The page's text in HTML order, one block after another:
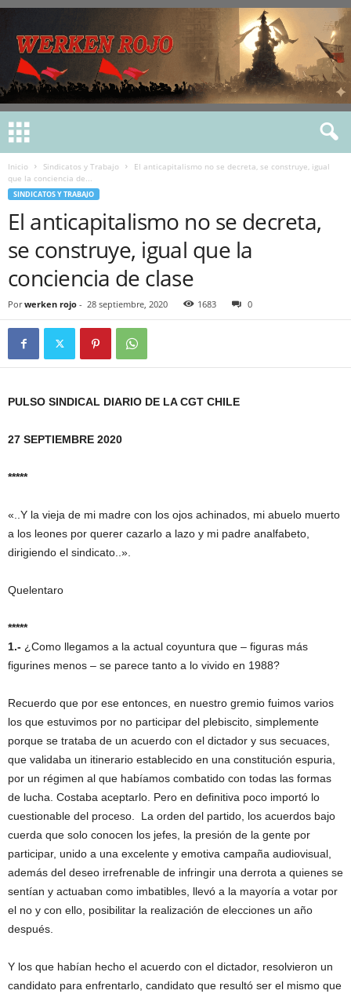
Inicio Sindicatos y Trabajo
El anticapitalismo no se decreta, se construye, igual
que la conciencia de...
SINDICATOS Y TRABAJO
El anticapitalismo no se decreta,
se construye, igual que la
conciencia de clase
Por werken rojo - 28 septiembre, 2020 1683 0
PULSO SINDICAL DIARIO DE LA CGT CHILE
27 SEPTIEMBRE 2020
*****
«..Y la vieja de mi madre con los ojos achinados, mi abuelo muerto
a los leones por querer cazarlo a lazo y mi padre analfabeto,
dirigiendo el sindicato..».
Quelentaro
*****
1.- ¿Como llegamos a la actual coyuntura que – figuras más
figurines menos – se parece tanto a lo vivido en 1988?
Recuerdo que por ese entonces, en nuestro gremio fuimos varios
los que estuvimos por no participar del plebiscito, simplemente
porque se trataba de un acuerdo con el dictador y sus secuaces,
que validaba un itinerario establecido en una constitución espuria,
por un régimen al que habíamos combatido con todas las formas
de lucha. Costaba aceptarlo. Pero en definitiva poco importó lo
cuestionable del proceso. La orden del partido, los acuerdos bajo
cuerda que solo conocen los jefes, la presión de la gente por
participar, unido a una excelente y emotiva campaña audiovisual,
además del deseo irrefrenable de infringir una derrota a quienes se
sentían y actuaban como imbatibles, llevó a la mayoría a votar por
el no y con ello, posibilitar la realización de elecciones un año
después.
Y los que habían hecho el acuerdo con el dictador, resolvieron un
candidato para enfrentarlo, candidato que resultó ser el mismo que